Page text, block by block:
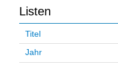
Listen
Titel
Jahr